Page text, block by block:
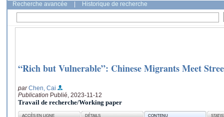
Recherche avancée Historique de recherche
“Rich but Vulnerable”: Chinese Migrants Meet
parChen, Cai
Publication Publié, 2023-11-12
Travail de recherche/Working paper
ACCÈS EN LIGNE DÉTAILS CONTENU